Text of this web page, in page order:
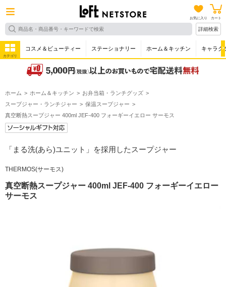
お気に入り カート
詳細検索
カテゴリ
コスメ＆ビューティー ステーショナリー ホーム＆キッチン キャラク
ホーム ホーム＆キッチン
お弁当箱・ランチグッズ
スープジャー・ランチジャー
保温スープジャー
真空断熱スープジャー 400ml JEF-400 フォーギーイエロー サーモス
「まる洗(あら)ユニット」を採用したスープジャー
THERMOS(サーモス)
真空断熱スープジャー 400ml JEF-400 フォーギーイエロー
サーモス